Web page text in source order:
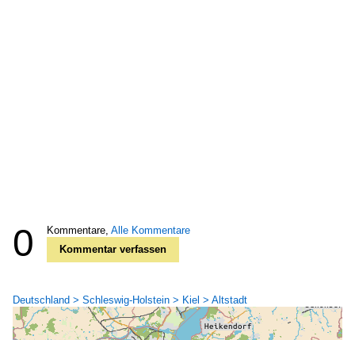
0 Kommentare, Alle Kommentare
Kommentar verfassen
Deutschland > Schleswig-Holstein > Kiel > Altstadt